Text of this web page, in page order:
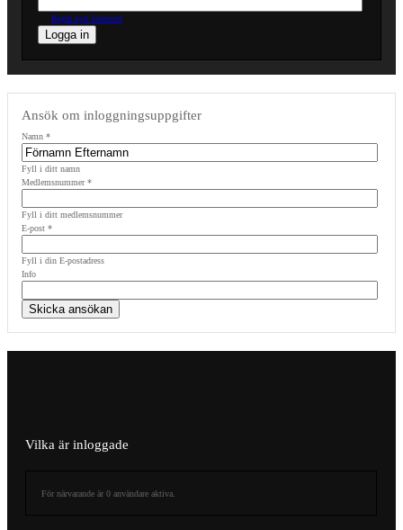
Begär nytt lösenord
Ansök om inloggningsuppgifter
Namn *
Fyll i ditt namn
Medlemsnummer*
Fyll i ditt medlemsnummer
E-post *
Fyll i din E-postadress
Info
Vilka är inloggade
För närvarande är 0 användare aktiva.